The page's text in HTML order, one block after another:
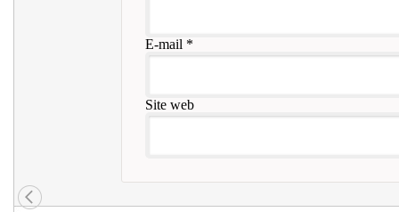
E-mail *
Site web